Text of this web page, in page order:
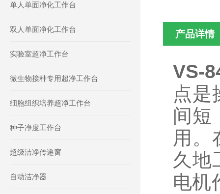
单人单面净化工作台
双人单面净化工作台
实验室超净工作台
微生物接种专用超净工作台
细胞组织培养超净工作台
种子净度工作台
超级洁净传递窗
自动洁净器
产品详情
VS-
点是
间短
用。
久地
电机